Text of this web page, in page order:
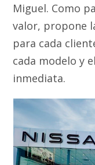
Miguel. Como
valor, propone
para cada
cada modelo y
inmediata.